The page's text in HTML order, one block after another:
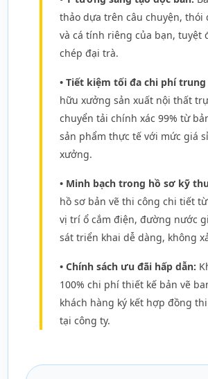
thảo dựa trên câu chuyện, thói
và cá tính riêng của bạn, tuyệt
chép đại trà.
• Tiết kiệm tối đa chi phí trung
hữu xưởng sản xuất nội thất
chuyển tải chính xác 99% từ
sản phẩm thực tế với mức giá
xưởng.
• Minh bạch trong hồ sơ kỹ
hồ sơ bản vẽ thi công chi tiết
vị trí ổ cắm điện, đường nước
sát triển khai dễ dàng, không
• Chính sách ưu đãi hấp dẫn:
100% chi phí thiết kế bản vẽ
khách hàng ký kết hợp đồng
tại công ty.